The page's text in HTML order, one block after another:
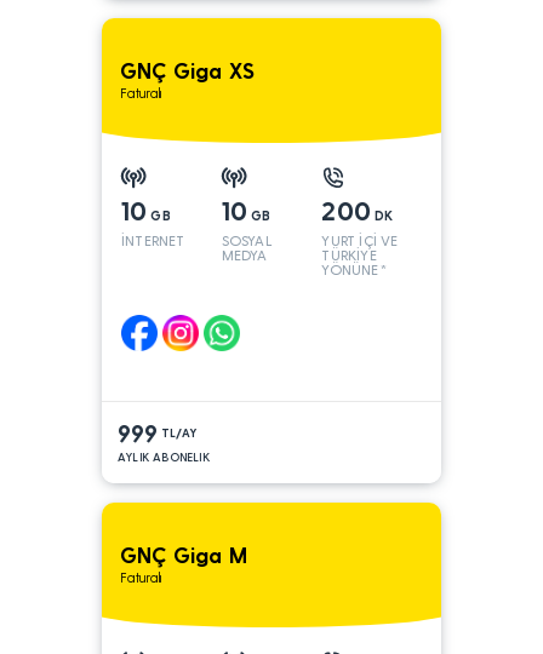
GNÇ Giga XS
Faturalı
10 GB
İNTERNET
10 GB
SOSYAL
MEDYA
200 DK
YURT İÇİ VE
TÜRKİYE
YÖNÜNE*
999 TL/AY
AYLIK ABONELIK
GNÇ Giga M
Faturalı